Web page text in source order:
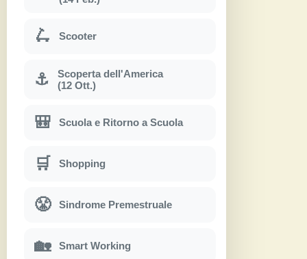
🛴 Scooter
⚓
Scoperta dell'America
(12 Ott.)
🎒 Scuola e Ritorno a Scuola
🛒 Shopping
😤 Sindrome Premestruale
🏡 Smart Working